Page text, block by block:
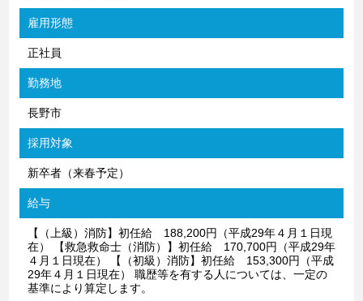
雇用形態
正社員
勤務地
長野市
採用対象
新卒者（来春予定）
給与
【（上級）消防】初任給 188,200円（平成29年４月１日現
在） 【救急救命士（消防）】初任給 170,700円（平成29年
４月１日現在） 【（初級）消防】初任給 153,300円（平成
29年４月１日現在） 職歴等を有する人については、一定の
基準により算定します。